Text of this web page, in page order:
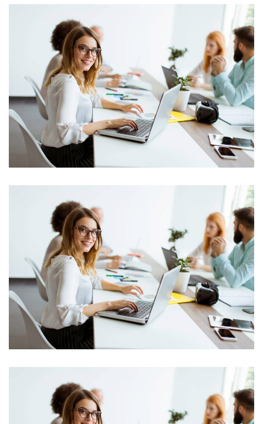
Business Leadership
Bussiness, Project Success
Market Expansion
Bussiness, Corporate, Project Success